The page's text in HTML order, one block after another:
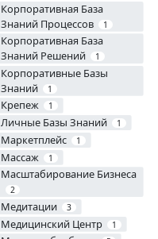
Корпоративная База
Знаний Процессов
1
Корпоративная База
Знаний Решений
1
Корпоративные Базы
Знаний
1
Крепеж 1
Личные Базы Знаний 1
Маркетплейс 1
Массаж 1
Масштабирование Бизнеса
2
Медитации 3
Медицинский Центр 1